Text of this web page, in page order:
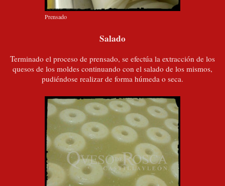
Prensado
Salado
Terminado el proceso de prensado, se efectúa la extracción de los
quesos de los moldes continuando con el salado de los mismos,
pudiéndose realizar de forma húmeda o seca.